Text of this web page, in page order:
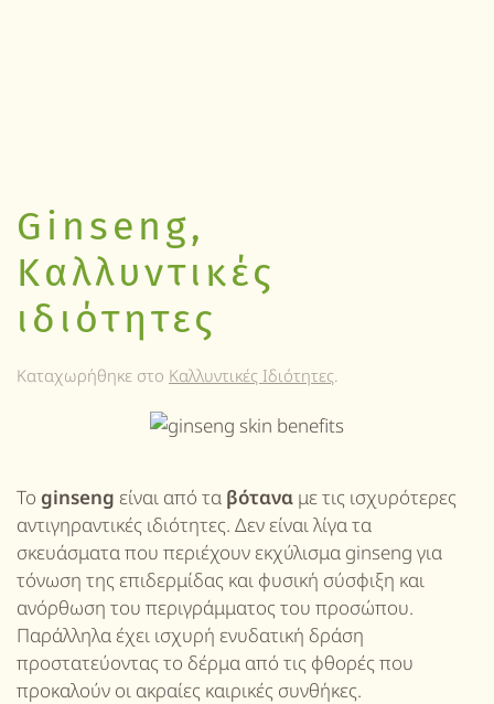
Ginseng,
Καλλυντικές
ιδιότητες
Καταχωρήθηκε στο Καλλυντικές Ιδιότητες.
Το ginseng είναι από τα βότανα με τις ισχυρότερες
αντιγηραντικές ιδιότητες. Δεν είναι λίγα τα
σκευάσματα που περιέχουν εκχύλισμα ginseng για
τόνωση της επιδερμίδας και φυσική σύσφιξη και
ανόρθωση του περιγράμματος του προσώπου.
Παράλληλα έχει ισχυρή ενυδατική δράση
προστατεύοντας το δέρμα από τις φθορές που
προκαλούν οι ακραίες καιρικές συνθήκες.